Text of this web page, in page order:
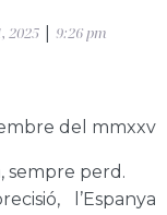
2025 9:26 pm
del mmxxv
sempre perd.
l’Espanya